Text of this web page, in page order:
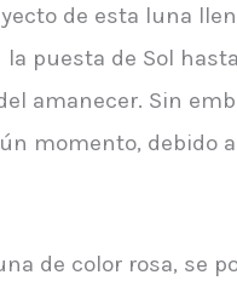
de esta luna
la puesta de Sol
amanecer. Sin
momento, debido
de color rosa, se